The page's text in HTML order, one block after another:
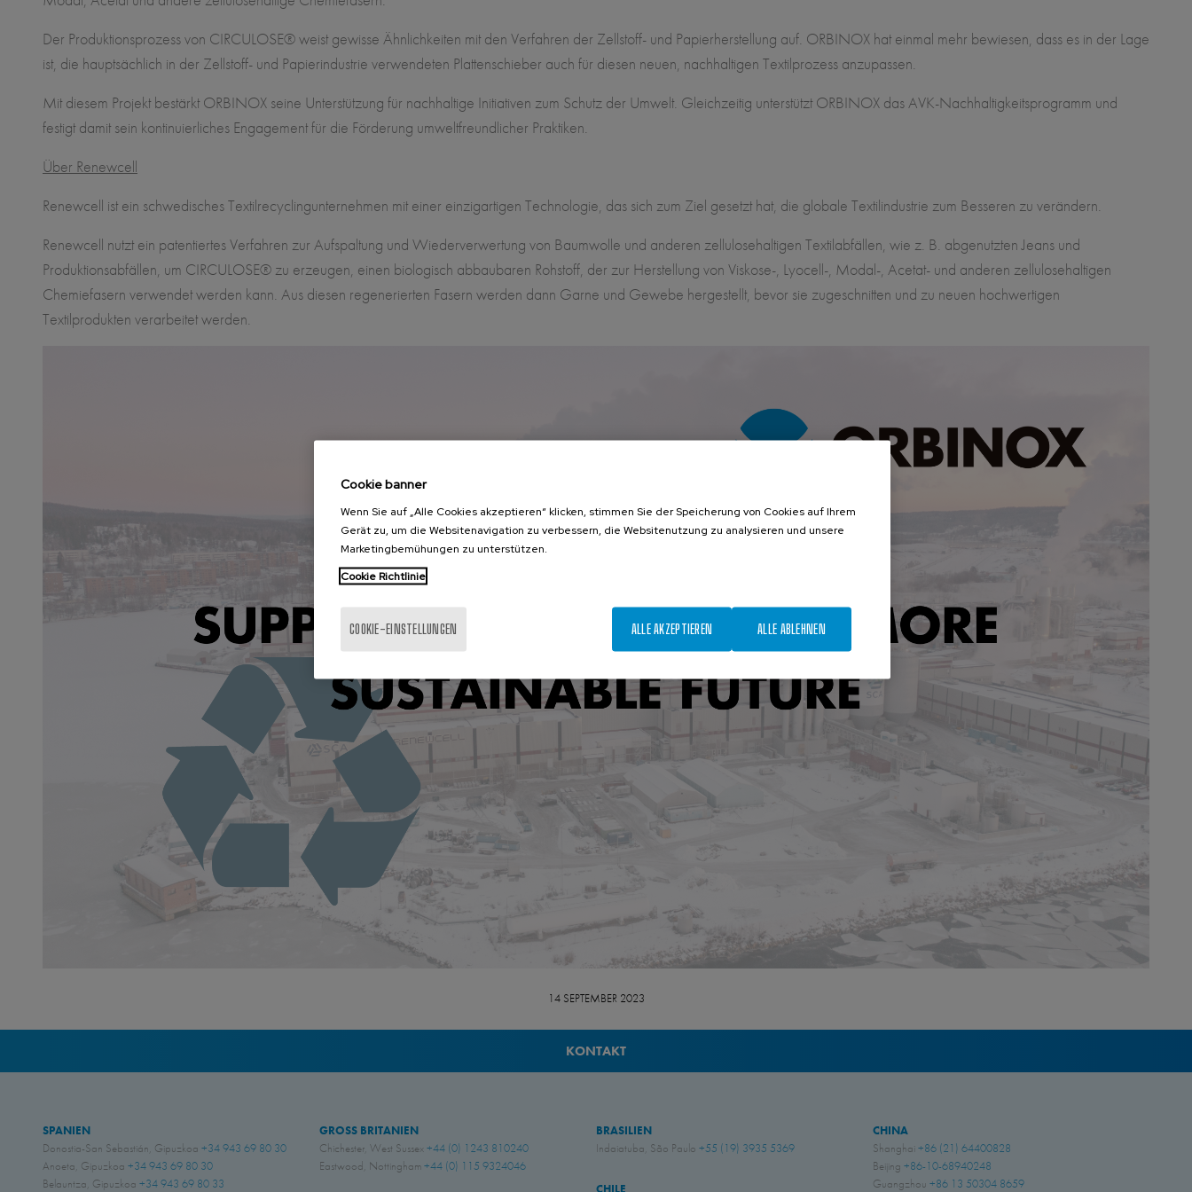
Der Produktionsprozess von CIRCULOSE® weist gewisse Ähnlichkeiten mit den Verfahren der Zellstoff- und Papierherstellung auf. ORBINOX hat einmal mehr bewiesen, dass es in der Lage
ist, die hauptsächlich in der Zellstoff- und Papierindustrie verwendeten Plattenschieber auch für diesen neuen, nachhaltigen Textilprozess anzupassen.
Mit diesem Projekt bestärkt ORBINOX seine Unterstützung für nachhaltige Initiativen zum Schutz der Umwelt. Gleichzeitig unterstützt ORBINOX das AVK-Nachhaltigkeitsprogramm und
festigt damit sein kontinuierliches Engagement für die Förderung umweltfreundlicher Praktiken.
Über Renewcell
Renewcell ist ein schwedisches Textilrecyclingunternehmen mit einer einzigartigen Technologie, das sich zum Ziel gesetzt hat, die globale Textilindustrie zum Besseren zu verändern.
Renewcell nutzt ein patentiertes Verfahren zur Aufspaltung und Wiederverwertung von Baumwolle und anderen zellulosehaltigen Textilabfällen, wie z. B. abgenutzten Jeans und
Produktionsabfällen, um CIRCULOSE® zu erzeugen, einen biologisch abbaubaren Rohstoff, der zur Herstellung von Viskose-, Lyocell-, Modal-, Acetat- und anderen zellulosehaltigen
Chemiefasern verwendet werden kann. Aus diesen regenerierten Fasern werden dann Garne und Gewebe hergestellt, bevor sie zugeschnitten und zu neuen hochwertigen
Textilprodukten verarbeitet werden.
14 SEPTEMBER 2023
KONTAKT
SPANIEN
Donostia-San Sebastián, Gipuzkoa +34 943 69 80 30
Anoeta, Gipuzkoa +34 943 69 80 30
Belauntza, Gipuzkoa +34 943 69 80 33
GROSS BRITANIEN
Chichester, West Sussex+44 (0) 1243 810240
Eastwood, Nottingham+44 (0) 115 9324046
BRASILIEN
Indaiatuba, São Paulo +55 (19) 3935 5369
CHILE
CHINA
Shanghai +86 (21) 64400828
Beijing +86-10-68940248
Guangzhou +86 13 50304 8659
Cookie banner
Wenn Sie auf „Alle Cookies akzeptieren“ klicken, stimmen Sie der Speicherung von Cookies auf Ihrem
Gerät zu, um die Websitenavigation zu verbessern, die Websitenutzung zu analysieren und unsere
Marketingbemühungen zu unterstützen.
Cookie Richtlinie
COOKIE-EINSTELLUNGEN ALLE ABLEHNEN
ALLE AKZEPTIEREN